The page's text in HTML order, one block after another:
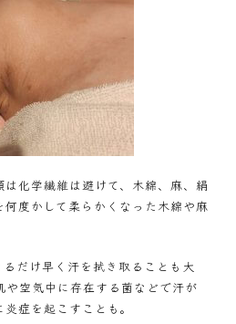
は化学繊維は避けて、木綿、麻、絹
度かして柔らかくなった木綿や麻
だけ早く汗を拭き取ることも大
や空気中に存在する菌などで汗が
症を起こすことも。